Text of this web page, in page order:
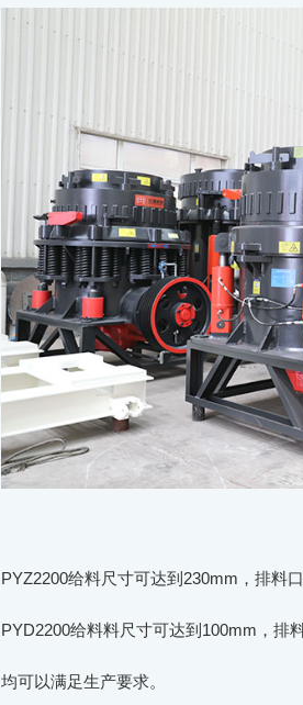
PYZ2200给料尺寸可达到230mm，排料
PYD2200给料料尺寸可达到100mm，排
均可以满足生产要求。